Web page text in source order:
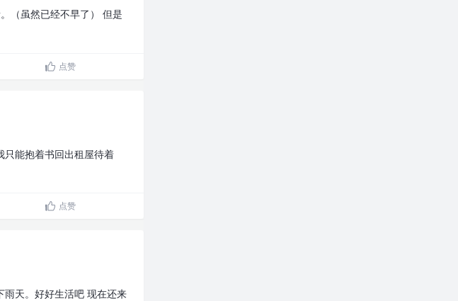
（虽然已经不早了） 但是
点赞
只能抱着书回出租屋待着
点赞
雨天。好好生活吧 现在还来